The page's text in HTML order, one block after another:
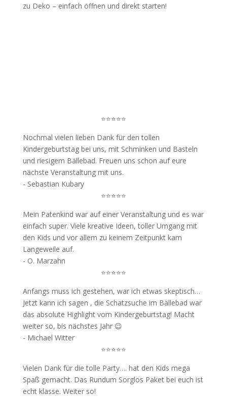
zu Deko – einfach öffnen und direkt starten!
⭐⭐⭐⭐⭐
Nochmal vielen lieben Dank für den tollen
Kindergeburtstag bei uns, mit Schminken und Basteln
und riesigem Bällebad. Freuen uns schon auf eure
nächste Veranstaltung mit uns.
- Sebastian Kubary
⭐⭐⭐⭐⭐
Mein Patenkind war auf einer Veranstaltung und es war
einfach super. Viele kreative Ideen, toller Umgang mit
den Kids und vor allem zu keinem Zeitpunkt kam
Langeweile auf.
- O. Marzahn
⭐⭐⭐⭐⭐
Anfangs muss ich gestehen, war ich etwas skeptisch…
Jetzt kann ich sagen , die Schatzsuche im Bällebad war
das absolute Highlight vom Kindergeburtstag! Macht
weiter so, bis nächstes Jahr 😉
- Michael Witter
⭐⭐⭐⭐⭐
Vielen Dank für die tolle Party…. hat den Kids mega
Spaß gemacht. Das Rundum Sorglos Paket bei euch ist
echt klasse. Weiter so!